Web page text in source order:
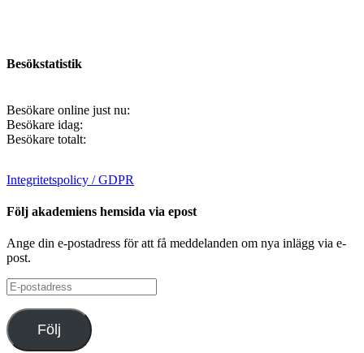
Besökstatistik
Besökare online just nu:
Besökare idag:
Besökare totalt:
Integritetspolicy / GDPR
Följ akademiens hemsida via epost
Ange din e-postadress för att få meddelanden om nya inlägg via e-
post.
E-
postadress
Följ